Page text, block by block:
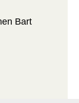
Bart